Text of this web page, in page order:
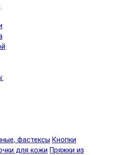
фастексы Кнопки
для кожи Пряжки из